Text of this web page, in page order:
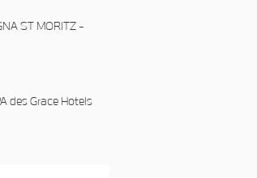
ST MORITZ -
des Grace Hotels